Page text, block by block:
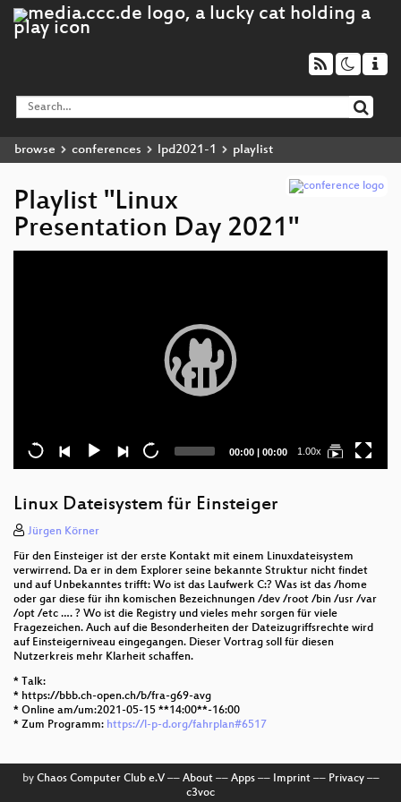
browse conferences lpd2021-1 playlist
Playlist "Linux
Presentation Day 2021"
Current
00:00 | Total
00:00 1.00x
Linux Dateisystem für Einsteiger
Jürgen Körner
Für den Einsteiger ist der erste Kontakt mit einem Linuxdateisystem
verwirrend. Da er in dem Explorer seine bekannte Struktur nicht findet
und auf Unbekanntes trifft: Wo ist das Laufwerk C:? Was ist das /home
oder gar diese für ihn komischen Bezeichnungen /dev /root /bin /usr /var
/opt /etc …. ? Wo ist die Registry und vieles mehr sorgen für viele
Fragezeichen. Auch auf die Besonderheiten der Dateizugriffsrechte wird
auf Einsteigerniveau eingegangen. Dieser Vortrag soll für diesen
Nutzerkreis mehr Klarheit schaffen.
* Talk:
* https://bbb.ch-open.ch/b/fra-g69-avg
* Online am/um:2021-05-15 **14:00**-16:00
* Zum Programm: https://l-p-d.org/fahrplan#6517
by Chaos Computer Club e.V–– About–– Apps–– Imprint–– Privacy––
c3voc